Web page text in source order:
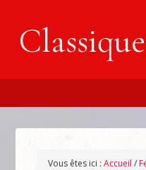
Vous êtes ici :Accueil /